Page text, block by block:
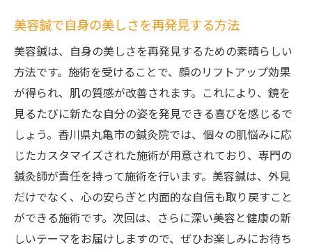
美容鍼で自身の美しさを再発見する方法
美容鍼は、自身の美しさを再発見するための素晴らしい
方法です。施術を受けることで、顔のリフトアップ効果
が得られ、肌の質感が改善されます。これにより、鏡を
見るたびに新たな自分の姿を発見できる喜びを感じるで
しょう。香川県丸亀市の鍼灸院では、個々の肌悩みに応
じたカスタマイズされた施術が用意されており、専門の
鍼灸師が責任を持って施術を行います。美容鍼は、外見
だけでなく、心の安らぎと内面的な自信も取り戻すこと
ができる施術です。次回は、さらに深い美容と健康の新
しいテーマをお届けしますので、ぜひお楽しみにお待ち